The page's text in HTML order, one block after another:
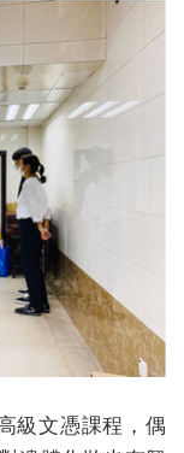
級文憑課程，偶